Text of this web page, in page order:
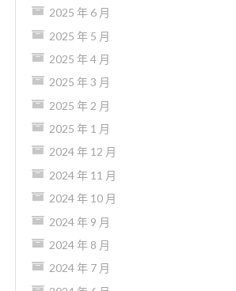
2025 年 6 月
2025 年 5 月
2025 年 4 月
2025 年 3 月
2025 年 2 月
2025 年 1 月
2024 年 12 月
2024 年 11 月
2024 年 10 月
2024 年 9 月
2024 年 8 月
2024 年 7 月